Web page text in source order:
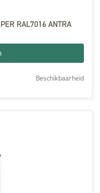
RAL7016 ANTRA
Beschikbaarheid